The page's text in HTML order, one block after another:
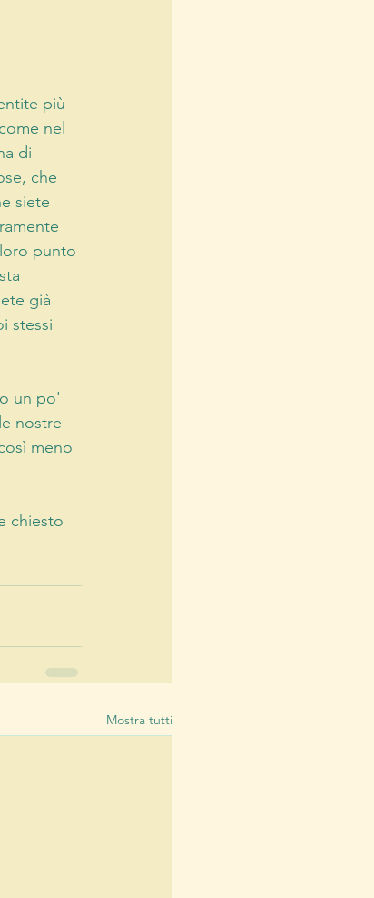
più
nel
di
che
siete
punto
già
stessi
un po'
nostre
meno
chiesto
Mostra tutti